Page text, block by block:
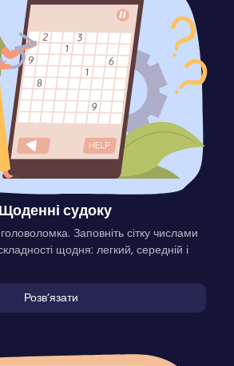
Щоденні судоку
Заповніть сітку числами
щодня: легкий, середній і
Розвʼязати